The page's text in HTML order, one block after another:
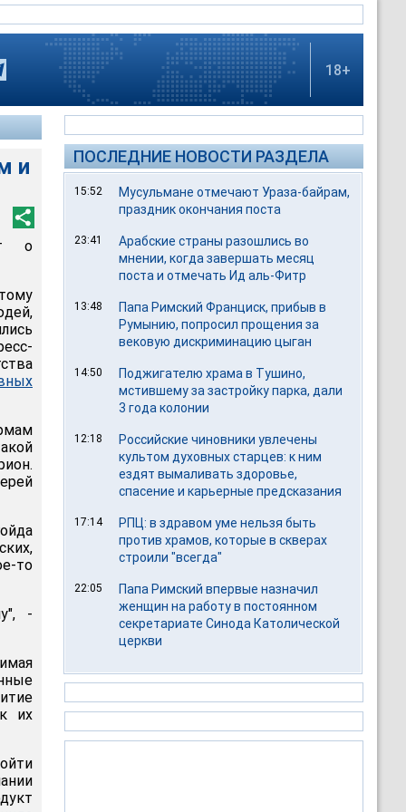
18+
и
о
то
-
их
ПОСЛЕДНИЕ НОВОСТИ РАЗДЕЛА
15:52
Мусульмане отмечают Ураза-байрам,
праздник окончания поста
23:41
Арабские страны разошлись во
мнении, когда завершать месяц
поста и отмечать Ид аль-Фитр
13:48
Папа Римский Франциск, прибыв в
Румынию, попросил прощения за
вековую дискриминацию цыган
14:50
Поджигателю храма в Тушино,
мстившему за застройку парка, дали
3 года колонии
12:18
Российские чиновники увлечены
культом духовных старцев: к ним
ездят вымаливать здоровье,
спасение и карьерные предсказания
17:14
РПЦ: в здравом уме нельзя быть
против храмов, которые в скверах
строили "всегда"
22:05
Папа Римский впервые назначил
женщин на работу в постоянном
секретариате Синода Католической
церкви